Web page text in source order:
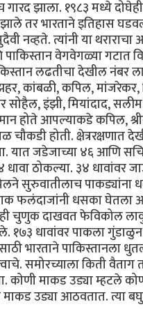
झाला. १९८३ मध्ये
तर भारताने इतिहास
नव्हते. त्यांनी या थराराचा
वेगवेगळ्या गटात
लढतीचा देखील नंबर
कांबळी, कपिल, मांजरेकर,
इंझी, मियांदाद,
होते आपल्याकडे कपिल,
होती. क्षेत्ररक्षणात
यात जडेजाच्या ४६ आणि
ठोकल्या. ३४ धावांवर
सुरुवातीलाच पाकड्यांना
फलंदाजांनी धसका घेतला
चुणुक दाखवत फेविकोल
धावांवर पाकला गुंडाळुन
भारताने पाकिस्तानला
समोरच्याला किती वैताग
कोणी माकड उड्या म्हटले
माकड उड्या आठवतात. त्या